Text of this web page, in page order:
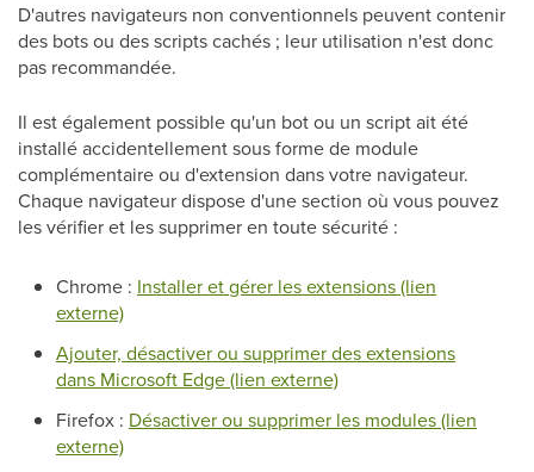
D'autres navigateurs non conventionnels peuvent contenir
des bots ou des scripts cachés ; leur utilisation n'est donc
pas recommandée.
Il est également possible qu'un bot ou un script ait été
installé accidentellement sous forme de module
complémentaire ou d'extension dans votre navigateur.
Chaque navigateur dispose d'une section où vous pouvez
les vérifier et les supprimer en toute sécurité :
Chrome : Installer et gérer les extensions (lien
externe)
Ajouter, désactiver ou supprimer des extensions
dans Microsoft Edge (lien externe)
Firefox : Désactiver ou supprimer les modules (lien
externe)